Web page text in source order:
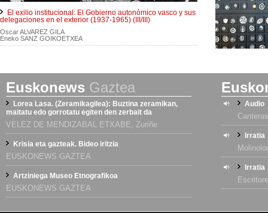
El exilio institucional: El Gobierno autonómico vasco y sus
delegaciones en el exterior (1937-1965) (III/III)
Oscar ALVAREZ GILA
Eneko SANZ GOIKOETXEA
Euskonews Gaztea
Lorea Lasa. (Zeramikagilea): Buztina zeramikan,
maitatu edo gorrotatu egiten den zerbait da
VELEZ DE MENDIZABAL ETXABE, Zuriñe
Krisia eta gazteak. Bideo iritzia
EUSKONEWS GAZTEA
Artziniega Museo Etnografikoa
EUSKONEWS GAZTEA
Audio
Irratia
Irratia